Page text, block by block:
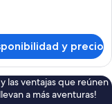
y precio
las ventajas que reúnen
a más aventuras!